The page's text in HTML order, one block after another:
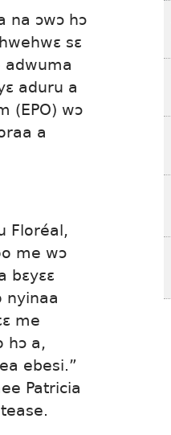
na ɔwɔ hɔ
sɛ
adwuma
aduru a
(EPO) wɔ
a
Floréal,
me wɔ
bɛyɛɛ
nyinaa
me
hɔ a,
ebesi.”
Patricia